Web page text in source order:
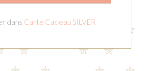
dans Carte Cadeau SILVER